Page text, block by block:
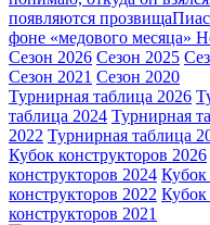
появляются прозвища
фоне «медового месяца»
Сезон 2026 Сезон 2025
Сезон 2021 Сезон 2020
Турнирная таблица 2026
таблица 2024 Турнирная
2022 Турнирная таблица
Кубок конструкторов 2026
конструкторов 2024 Кубок
конструкторов 2022 Кубок
конструкторов 2021